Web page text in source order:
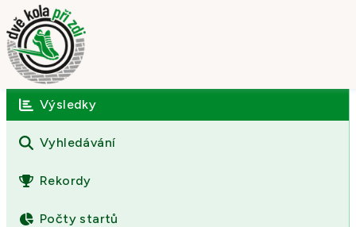
Úvod
O závodě
Výsledky
Fotogalerie
Výsledky
Vyhledávání
Rekordy
Počty startů